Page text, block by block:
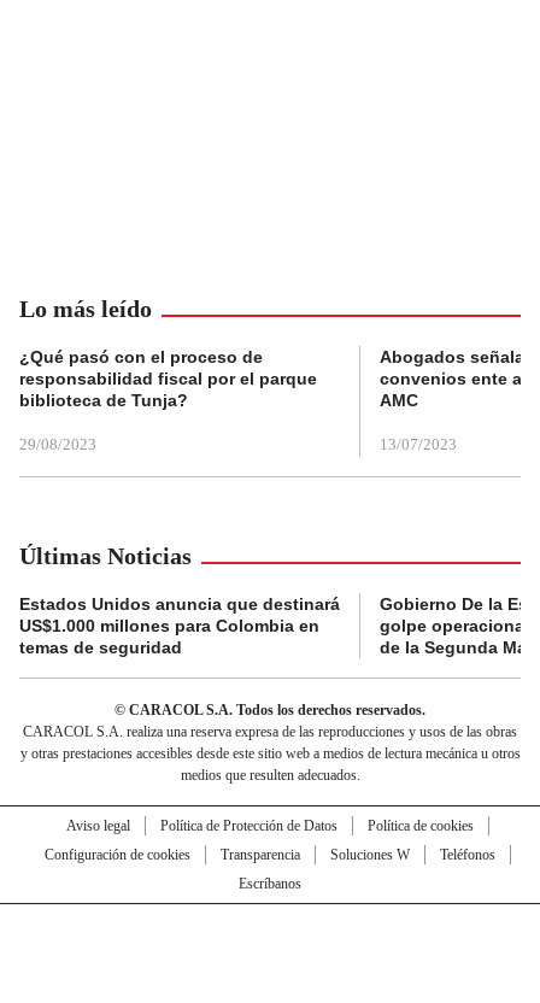
Lo más leído
¿Qué pasó con el proceso de
responsabilidad fiscal por el parque
biblioteca de Tunja?
29/08/2023
Abogados
convenios ente
AMC
13/07/2023
Últimas Noticias
Estados Unidos anuncia que destinará
US$1.000 millones para Colombia en
temas de seguridad
Gobierno De la
golpe
de la Segunda
© CARACOL S.A. Todos los derechos reservados.
CARACOL S.A. realiza una reserva expresa de las reproducciones y usos de las obras
y otras prestaciones accesibles desde este sitio web a medios de lectura mecánica u otros
medios que resulten adecuados.
Aviso legal Política de Protección de Datos
Política de cookies
Configuración de cookies
Transparencia Soluciones W
Teléfonos
Escríbanos